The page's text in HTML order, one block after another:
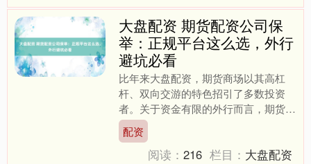
大盘配资 期货配资公司保
举：正规平台这么选，外行
避坑必看
比年来大盘配资，期货商场以其高杠
杆、双向交游的特色招引了多数投资
者。关于资金有限的外行而言，期货配
资成为放大收益的常见形貌。相干词，
配资平台鱼龙夹杂，选错平台轻....
配资
阅读：216 栏目： 大盘配资
上证综指 3953.08